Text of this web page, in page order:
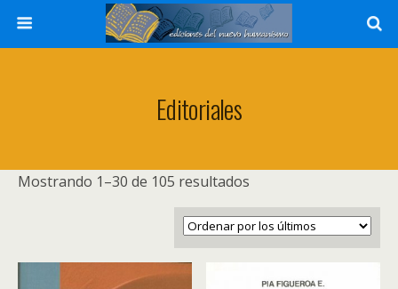
Editoriales
Mostrando 1–30 de 105 resultados
por
los
últimos